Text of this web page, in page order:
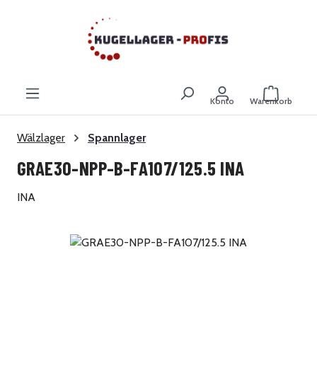
Zum Hauptinhalt springen
Konto Warenkorb
Wälzlager Spannlager
GRAE30-NPP-B-FA107/125.5 INA
INA
Bildergalerie überspringen